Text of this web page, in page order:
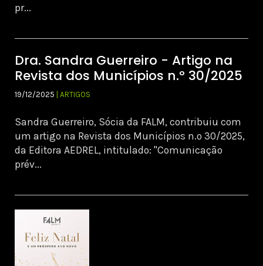
pr...
Dra. Sandra Guerreiro - Artigo na
Revista dos Municípios n.º 30/2025
19/12/2025 | ARTIGOS
Sandra Guerreiro, Sócia da FALM, contribuiu com
um artigo na Revista dos Municípios n.º 30/2025,
da Editora AEDREL, intitulado: "Comunicação
prév...